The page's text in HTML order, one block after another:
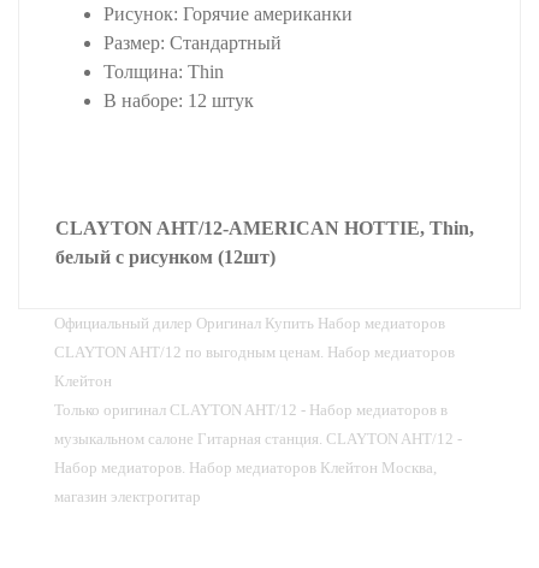
Рисунок: Горячие американки
Размер: Стандартный
Толщина: Thin
В наборе: 12 штук
CLAYTON AHT/12-AMERICAN HOTTIE, Thin,
белый с рисунком (12шт)
Официальный дилер Оригинал Купить Набор медиаторов
CLAYTON AHT/12 по выгодным ценам. Набор медиаторов
Клейтон
Только оригинал CLAYTON AHT/12 - Набор медиаторов в
музыкальном салоне Гитарная станция. CLAYTON AHT/12 -
Набор медиаторов. Набор медиаторов Клейтон Москва,
магазин электрогитар